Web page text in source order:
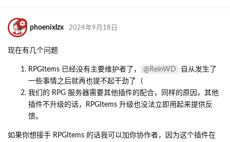
phoenixlzx 2024年9月18日
现在有几个问题
RPGItems 已经没有主要维护者了， @ReinWD
自从发生了
一些事情之后就再也提不起干劲了（
我们的 RPG 服务器需要其他插件的配合，同样的原因，其他
插件不升级的话，RPGItems 升级也没法立即用起来提供反
馈。
如果你想接手 RPGItems 的话我可以加你协作者，因为这个插件在